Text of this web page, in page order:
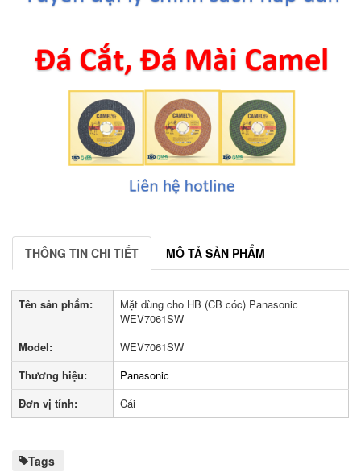
THÔNG TIN CHI TIẾT MÔ TẢ SẢN PHẨM
Tên sản phẩm:
Mặt dùng cho HB (CB cóc) Panasonic
WEV7061SW
Model:
WEV7061SW
Thương hiệu:
Panasonic
Đơn vị tính:
Cái
Tags